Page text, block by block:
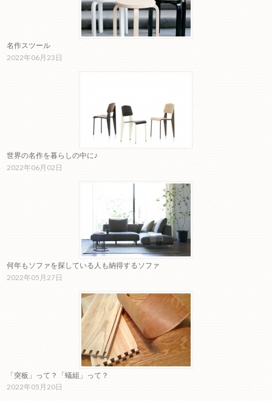
名作スツール
2022年06月23日
世界の名作を暮らしの中に♪
2022年06月02日
何年もソファを探している人も納得するソファ
2022年05月27日
「突板」って？「蟻組」って？
2022年05月20日